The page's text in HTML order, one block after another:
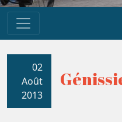
02
Août
2013